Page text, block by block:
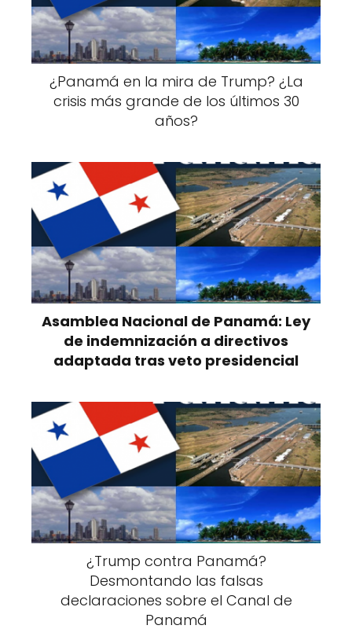
¿Panamá en la mira de Trump? ¿La
crisis más grande de los últimos 30
años?
Asamblea Nacional de Panamá: Ley
de indemnización a directivos
adaptada tras veto presidencial
¿Trump contra Panamá?
Desmontando las falsas
declaraciones sobre el Canal de
Panamá